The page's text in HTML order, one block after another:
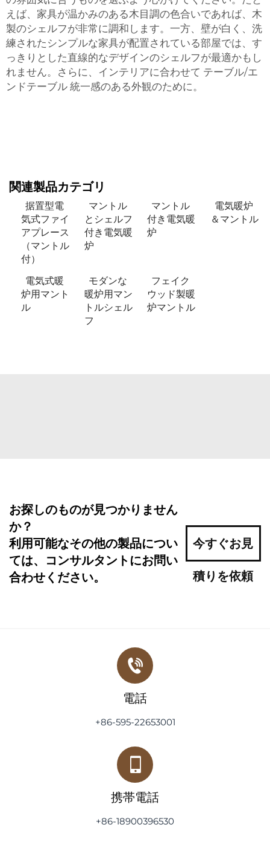
えば、家具が温かみのある木目調の色合いであれば、木
製のシェルフが非常に調和します。一方、壁が白く、洗
練されたシンプルな家具が配置されている部屋では、す
っきりとした直線的なデザインのシェルフが最適かもし
れません。さらに、インテリアに合わせて テーブル/エ
ンドテーブル 統一感のある外観のために。
関連製品カテゴリ
据置型電
気式ファイ
アプレース
（マントル
付）
マントル
とシェルフ
付き電気暖
炉
マントル
付き電気暖
炉
電気暖炉
＆マントル
電気式暖
炉用マント
ル
モダンな
暖炉用マン
トルシェル
フ
フェイク
ウッド製暖
炉マントル
お探しのものが見つかりません
か？
利用可能なその他の製品につい
ては、コンサルタントにお問い
合わせください。
今すぐお見
積りを依頼
電話
+86-595-22653001
携帯電話
+86-18900396530